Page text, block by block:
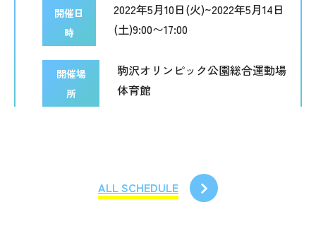
開催日
時
2022年5月10日(火)~2022年5月14日
(土)9:00〜17:00
開催場
所
駒沢オリンピック公園総合運動場
体育館
ALL SCHEDULE